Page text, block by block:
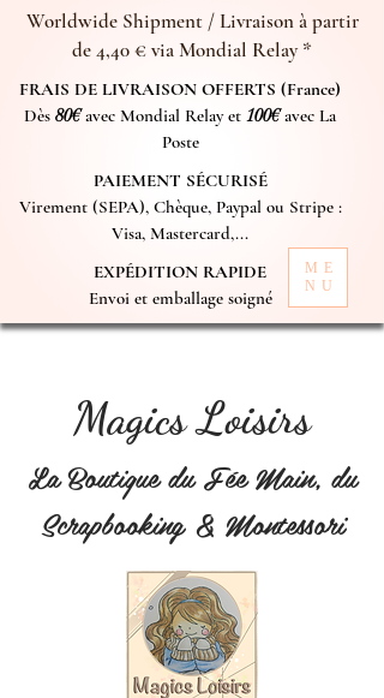
Worldwide Shipment / Livraison à partir
de 4,40 € via Mondial Relay *
FRAIS DE LIVRAISON OFFERTS (France)
Dès 80€avec Mondial Relay et 100€avec La
Poste
PAIEMENT SÉCURISÉ
Virement (SEPA), Chèque, Paypal ou Stripe :
Visa, Mastercard,...
EXPÉDITION RAPIDE
Envoi et emballage soigné
ME
NU
Magics Loisirs
La Boutique du Fée Main, du
Scrapbooking & Montessori